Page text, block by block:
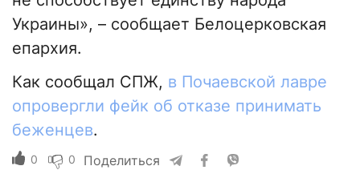
Украины», – сообщает Белоцерковская
епархия.
Как сообщал СПЖ, в Почаевской лавре
опровергли фейк об отказе принимать
беженцев.
0 0 Поделиться